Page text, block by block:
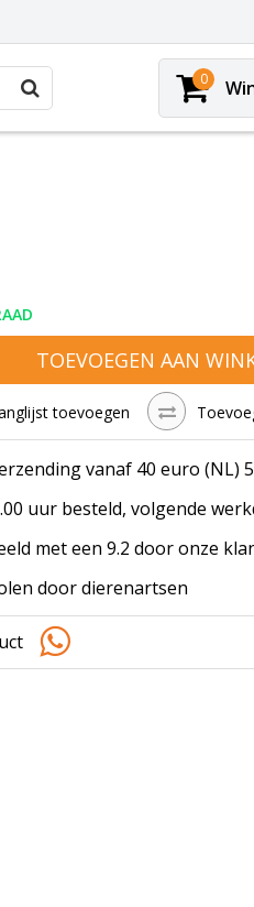
0
TOEVOEGEN AAN
toevoegen
vanaf 40 euro (NL)
uur besteld, volgende
met een 9.2 door onze
door dierenartsen